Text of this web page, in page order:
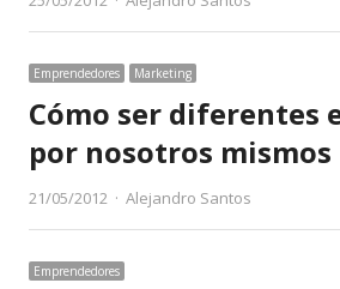
Emprendedores Marketing
Cómo ser diferentes
por nosotros mismos
21/05/2012 Author
Alejandro Santos
Emprendedores